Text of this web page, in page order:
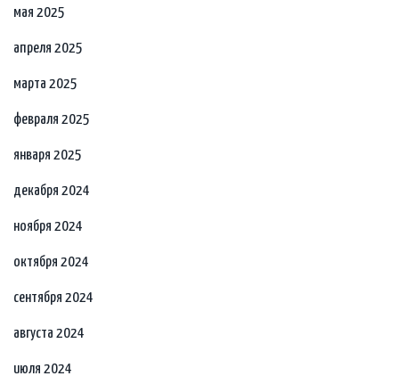
мая 2025
апреля 2025
марта 2025
февраля 2025
января 2025
декабря 2024
ноября 2024
октября 2024
сентября 2024
августа 2024
июля 2024